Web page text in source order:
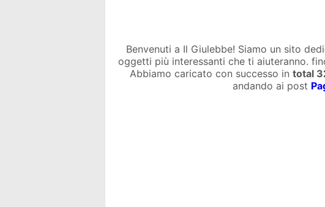
Benvenuti a Il Giulebbe! Siamo un sito
oggetti più interessanti che ti aiuteranno.
Abbiamo caricato con successo in total
andando ai post